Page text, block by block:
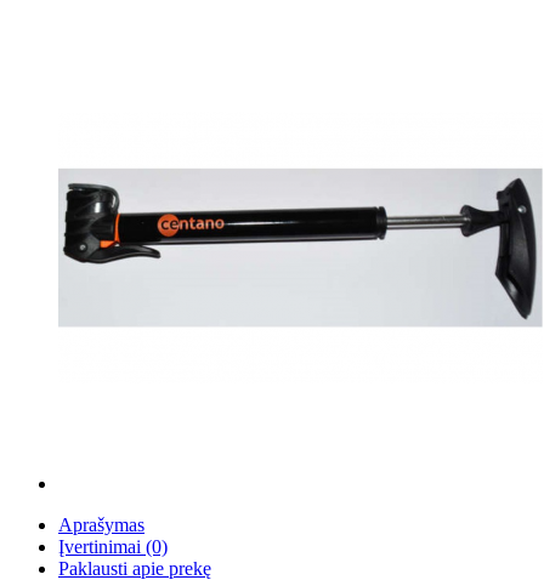
Aprašymas
Įvertinimai (0)
Paklausti apie prekę